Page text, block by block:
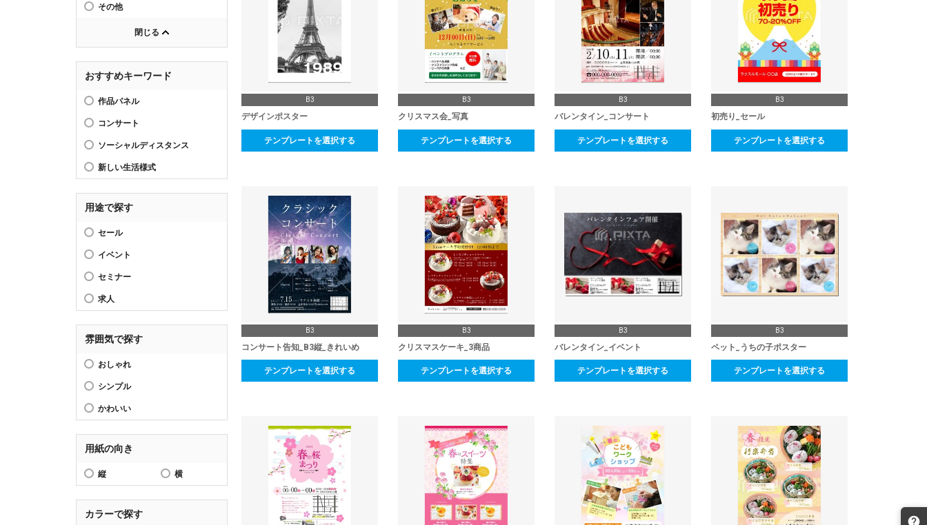
その他
閉じる
おすすめキーワード
作品パネル
コンサート
ソーシャルディスタンス
新しい生活様式
用途で探す
セール
イベント
セミナー
求人
雰囲気で探す
おしゃれ
シンプル
かわいい
用紙の向き
縦 横
カラーで探す
B3
デザインポスター
テンプレートを選択する
B3
クリスマス会_写真
テンプレートを選択する
B3
バレンタイン_コンサート
テンプレートを選択する
B3
初売り_セール
テンプレートを選択する
B3
コンサート告知_B3縦_きれいめ
テンプレートを選択する
B3
クリスマスケーキ_3商品
テンプレートを選択する
B3
バレンタイン_イベント
テンプレートを選択する
B3
ペット_うちの子ポスター
テンプレートを選択する